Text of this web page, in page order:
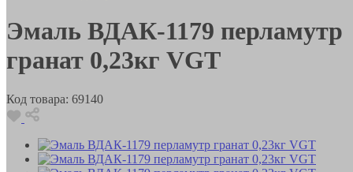
Эмаль ВДАК-1179 перламутр
гранат 0,23кг VGT
Код товара: 69140